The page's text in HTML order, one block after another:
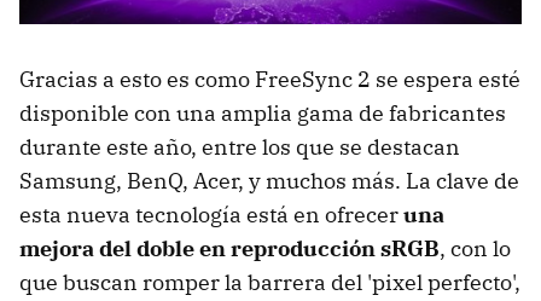
Gracias a esto es como FreeSync 2 se espera esté
disponible con una amplia gama de fabricantes
durante este año, entre los que se destacan
Samsung, BenQ, Acer, y muchos más. La clave de
esta nueva tecnología está en ofreceruna
mejora del doble en reproducción sRGB, con lo
que buscan romper la barrera del 'pixel perfecto',